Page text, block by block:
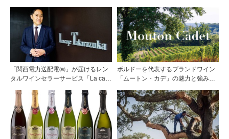
の魅力
「関西電力送配電㈱」が届けるレン
タルワインセラーサービス「La cave
ェフソムリエの塚元 晃氏が初訪問！
ボルドーを代表するブランドワイン
「ムートン・カデ」の魅力と強みを